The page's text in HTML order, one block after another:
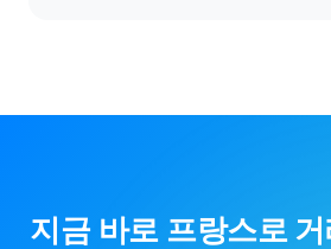
지금 바로 프랑스로